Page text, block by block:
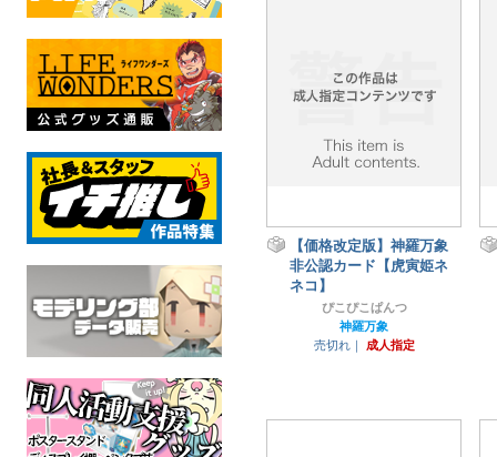
【価格改定版】神羅万象
非公認カード【虎寅姫ネ
ネコ】
ぴこぴこぱんつ
神羅万象
売切れ｜
成人指定